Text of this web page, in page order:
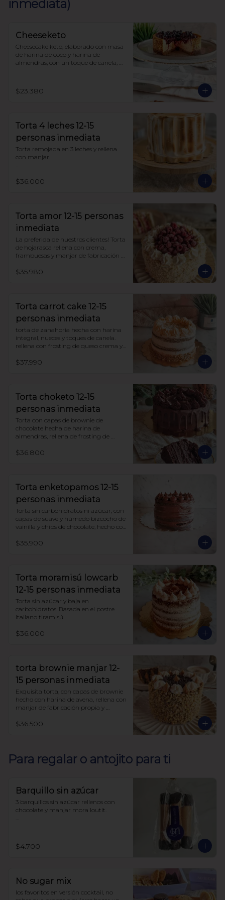
inmediata)
Cheeseketo
Cheesecake keto, elaborado con masa
de harina de coco y harina de
almendras, con un toque de canela,
endulzado con alulosa.
$23.380
Torta 4 leches 12-15
personas inmediata
Torta remojada en 3 leches y rellena
con manjar.
Harina de trigo
$36.000
Torta amor 12-15 personas
inmediata
La preferida de nuestros clientes! Torta
de hojarasca rellena con crema,
frambuesas y manjar de fabricación
con alulosa.
temperatura ambiente aprox 3 horas
antes de comer. si el lugar es muy frío
puedes dejarla mas tiempo.
$35.980
Torta carrot cake 12-15
personas inmediata
torta de zanahoria hecha con harina
integral, nueces y toques de canela.
rellena con frosting de queso crema y
alulosa.
$37.990
Torta choketo 12-15
personas inmediata
Torta con capas de brownie de
chocolate hecha de harina de
almendras, rellena de frosting de
$36.800
Torta enketopamos 12-15
personas inmediata
Torta sin carbohidratos ni azúcar, con
capas de suave y húmedo bizcocho de
vainilla y chips de chocolate, hecho con
rellena con frosting queso crema y
$35.900
Torta moramisú lowcarb
12-15 personas inmediata
Torta sin azúcar y baja en
carbohidratos. Basada en el postre
italiano tiramisú.
$36.000
torta brownie manjar 12-
15 personas inmediata
Exquisita torta, con capas de brownie
hecho con harina de avena, rellena con
manjar de fabricación propia y
endulzado con alulosa.
$36.500
Para regalar o antojito para ti
Barquillo sin azúcar
3 barquillos sin azúcar rellenos con
chocolate y manjar mora loutit.
$4.700
No sugar mix
los favoritos en versión cocktail, no